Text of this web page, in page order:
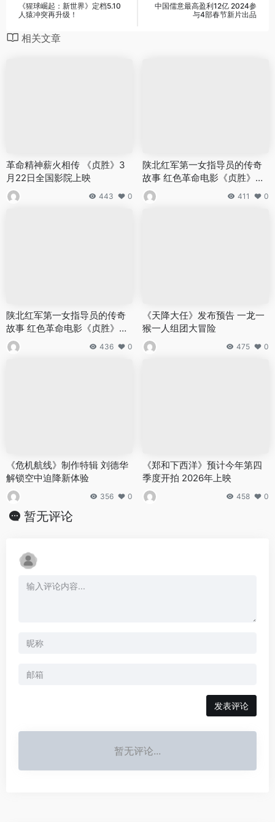
《猩球崛起：新世界》定档5.10
人猿冲突再升级！
中国儒意最高盈利12亿 2024参
与4部春节新片出品
相关文章
革命精神薪火相传 《贞胜》3
月22日全国影院上映
443 0
陕北红军第一女指导员的传奇
故事 红色革命电影《贞胜》定
档3月22日全国影院上映411 0
陕北红军第一女指导员的传奇
故事 红色革命电影《贞胜》定
档3月22日全国影院上映436 0
《天降大任》发布预告 一龙一
猴一人组团大冒险
475 0
《危机航线》制作特辑 刘德华
解锁空中迫降新体验
356 0
《郑和下西洋》预计今年第四
季度开拍 2026年上映
458 0
暂无评论
发表评论
暂无评论...